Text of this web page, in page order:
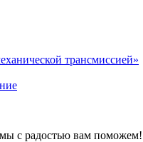
трансмиссией»
с радостью вам поможем!